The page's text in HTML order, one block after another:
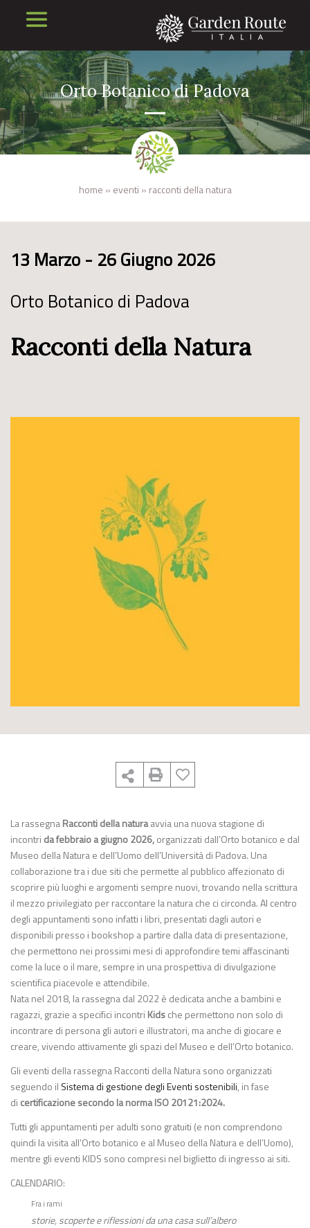
Orto Botanico di Padova
home » eventi » racconti della natura
13 Marzo - 26 Giugno 2026
Orto Botanico di Padova
Racconti della Natura
La rassegnaRacconti della naturaavvia una nuova stagione di
incontri da febbraio a giugno 2026,organizzati dall’Orto botanico e dal
Museo della Natura e dell’Uomo dell’Università di Padova. Una
collaborazione tra i due siti che permette al pubblico affezionato di
scoprire più luoghi e argomenti sempre nuovi, trovando nella scrittura
il mezzo privilegiato per raccontare la natura che ci circonda. Al centro
degli appuntamenti sono infatti i libri, presentati dagli autori e
disponibili presso i bookshop a partire dalla data di presentazione,
che permettono nei prossimi mesi di approfondire temi affascinanti
come la luce o il mare, sempre in una prospettiva di divulgazione
scientifica piacevole e attendibile.
Nata nel 2018, la rassegna dal 2022 è dedicata anche a bambini e
ragazzi, grazie a specifici incontri Kidsche permettono non solo di
incontrare di persona gli autori e illustratori, ma anche di giocare e
creare, vivendo attivamente gli spazi del Museo e dell’Orto botanico.
Gli eventi della rassegna Racconti della Natura sono organizzati
seguendo il Sistema di gestione degli Eventi sostenibili, in fase
di certificazione secondo la norma ISO 20121:2024.
Tutti gli appuntamenti per adulti sono gratuiti (e non comprendono
quindi la visita all’Orto botanico e al Museo della Natura e dell’Uomo),
mentre gli eventi KIDS sono compresi nel biglietto di ingresso ai siti.
CALENDARIO:
Fra i rami
storie, scoperte e riflessioni da una casa sull’albero